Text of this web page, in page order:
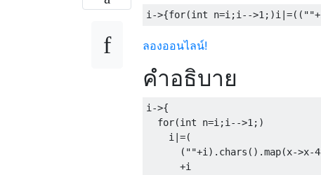
i ->{for(int n=i ;i -->1 ;)i |=(( ""+
ลองออนไลน์!
คำอธิบาย
i ->{
for(int n=i ;i -->1 ;)
    i
|=(
( ""+i ). chars ().map(x->x-
+